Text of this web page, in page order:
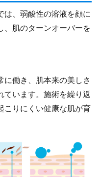
は、弱酸性の溶液を顔に
、肌のターンオーバーを
に働き、肌本来の美しさ
ています。施術を繰り返
こりにくい健康な肌が育